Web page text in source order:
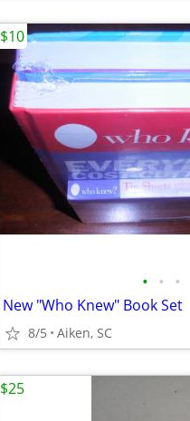
• • •
New "Who Knew" Book Set
8/5 Aiken, SC
$10
$25